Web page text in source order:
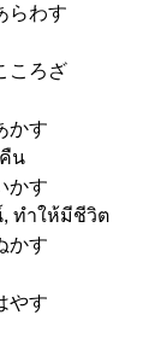
คืน
ทำให้มีชีวิต